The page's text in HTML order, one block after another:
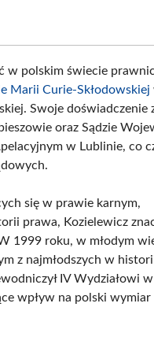
w polskim świecie
Marii Curie-Skłodowskiej
Swoje doświadczenie
oraz Sądzie
w Lublinie, co
się w prawie karnym,
prawa, Kozielewicz
1999 roku, w młodym
z najmłodszych w
IV Wydziałowi
wpływ na polski wymiar